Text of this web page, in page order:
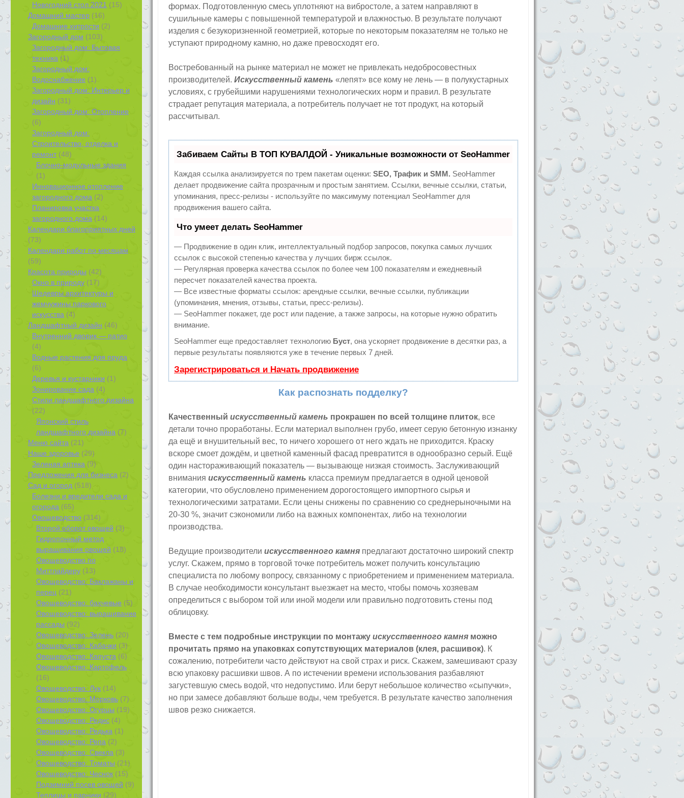
Новогодний стол 2021 (15)
Домашний мастер (16)
Домашние хитрости (2)
Загородный дом (103)
Загородный дом: Бытовая
техника (1)
Загородный дом:
Водоснабжение (1)
Загородный дом: Интерьер и
дизайн (31)
Загородный дом: Отопление
(6)
Загородный дом:
Строительство, отделка и
ремонт(48)
Блочно-модульные здания
(1)
Инновационное отопление
загородного дома (2)
Планировка участка
загородного дома (14)
Календари благоприятных дней
(73)
Календари работ по месяцам
(59)
Красота природы (42)
Окно в природу (17)
Шедевры архитектуры и
жемчужины паркового
искусства (4)
Ландшафтный дизайн (46)
Внутренний дворик — патио
(4)
Водные растения для пруда
(6)
Деревья и кустарники (1)
Зонирование сада (4)
Стили ландшафтного дизайна
(22)
Японский стиль
ландшафтного дизайна (7)
Меню сайта (21)
Наше здоровье (29)
Зеленая аптека (9)
Предложения для бизнеса (2)
Сад и огород (518)
Болезни и вредители сада и
огорода (65)
Овощеводство (314)
Второй оборот овощей (3)
Гидропонный метод
выращивания овощей (18)
Овощеводство по
Миттлайдеру (13)
Овощеводство: Баклажаны и
перец (21)
Овощеводство: бахчевые (5)
Овощеводство: выращивание
рассады (92)
Овощеводство: Зелень (20)
Овощеводство: Кабачки (3)
Овощеводство: Капуста (6)
Овощеводство: Картофель
(16)
Овощеводство: Лук (14)
Овощеводство: Морковь (7)
Овощеводство: Огурцы (19)
Овощеводство: Редис (4)
Овощеводство: Редька (1)
Овощеводство: Репа (2)
Овощеводство: Свекла (3)
Овощеводство: Томаты (21)
Овощеводство: Чеснок (15)
Подзимний посев овощей (9)
Теплицы и парники (29)
формах. Подготовленную смесь уплотняют на вибростоле, а затем направляют в
сушильные камеры с повышенной температурой и влажностью. В результате получают
изделия с безукоризненной геометрией, которые по некоторым показателям не только не
уступают природному камню, но даже превосходят его.
Востребованный на рынке материал не может не привлекать недобросовестных
производителей. Искусственный камень «лепят» все кому не лень — в полукустарных
условиях, с грубейшими нарушениями технологических норм и правил. В результате
страдает репутация материала, а потребитель получает не тот продукт, на который
рассчитывал.
Забиваем Сайты В ТОП КУВАЛДОЙ - Уникальные возможности от SeoHammer
Каждая ссылка анализируется по трем пакетам оценки: SEO, Трафик и SMM. SeoHammer
делает продвижение сайта прозрачным и простым занятием. Ссылки, вечные ссылки, статьи,
упоминания, пресс-релизы - используйте по максимуму потенциал SeoHammer для
продвижения вашего сайта.
Что умеет делать SeoHammer
— Продвижение в один клик, интеллектуальный подбор запросов, покупка самых лучших
ссылок с высокой степенью качества у лучших бирж ссылок.
— Регулярная проверка качества ссылок по более чем 100 показателям и ежедневный
пересчет показателей качества проекта.
— Все известные форматы ссылок: арендные ссылки, вечные ссылки, публикации
(упоминания, мнения, отзывы, статьи, пресс-релизы).
— SeoHammer покажет, где рост или падение, а также запросы, на которые нужно обратить
внимание.
SeoHammer еще предоставляет технологию Буст, она ускоряет продвижение в десятки раз, а
первые результаты появляются уже в течение первых 7 дней.
Зарегистрироваться и Начать продвижение
Как распознать подделку?
Качественный искусственный камень прокрашен по всей толщине плиток, все
детали точно проработаны. Если материал выполнен грубо, имеет серую бетонную изнанку
да ещё и внушительный вес, то ничего хорошего от него ждать не приходится. Краску
вскоре смоет дождём, и цветной каменный фасад превратится в однообразно серый. Ещё
один настораживающий показатель — вызывающе низкая стоимость. Заслуживающий
внимания искусственный камень класса премиум предлагается в одной ценовой
категории, что обусловлено применением дорогостоящего импортного сырья и
технологическими затратами. Если цены снижены по сравнению со среднерыночными на
20-30 %, значит сэкономили либо на важных компонентах, либо на технологии
производства.
Ведущие производители искусственного камня предлагают достаточно широкий спектр
услуг. Скажем, прямо в торговой точке потребитель может получить консультацию
специалиста по любому вопросу, связанному с приобретением и применением материала.
В случае необходимости консультант выезжает на место, чтобы помочь хозяевам
определиться с выбором той или иной модели или правильно подготовить стены под
облицовку.
Вместе с тем подробные инструкции по монтажу искусственного камня можно
прочитать прямо на упаковках сопутствующих материалов (клея, расшивок). К
сожалению, потребители часто действуют на свой страх и риск. Скажем, замешивают сразу
всю упаковку расшивки швов. А по истечении времени использования разбавляют
загустевшую смесь водой, что недопустимо. Или берут небольшое количество «сыпучки»,
но при замесе добавляют больше воды, чем требуется. В результате качество заполнения
швов резко снижается.